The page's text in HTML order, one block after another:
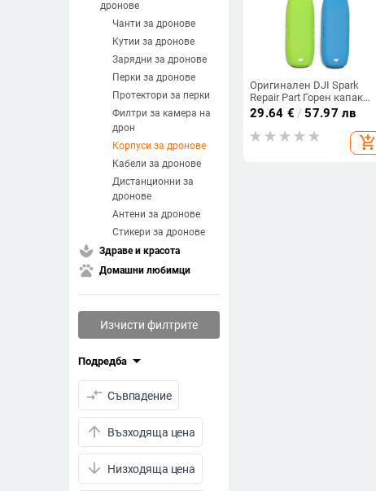
дронове
Чанти за дронове
Кутии за дронове
Зарядни за дронове
Перки за дронове
Протектори за перки
Филтри за камера на
дрон
Корпуси за дронове
Кабели за дронове
Дистанционни за
дронове
Антени за дронове
Стикери за дронове
spa Здраве и красота
pets Домашни любимци
Изчисти филтрите
Подредба arrow_drop_down
compare_arrows Съвпадение
arrow_upward Възходяща цена
arrow_downward Низходяща цена
Оригинален DJI Spark
Repair Part Горен капак
Корпус Резервна горна
рамка за ремонт на
дронове Spark Зелен/
Жълт/Червен/Бял/Син
29.64 € /57.97 лв
add_shopping_cart